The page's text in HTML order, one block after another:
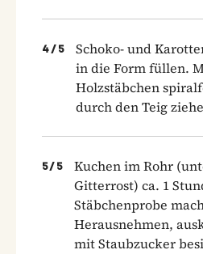
4/ 5
Schoko- und
in die Form füllen.
Holzstäbchen
durch den Teig
5/ 5
Kuchen im Rohr
Gitterrost) ca. 1
Stäbchenprobe
Herausnehmen,
mit Staubzucker